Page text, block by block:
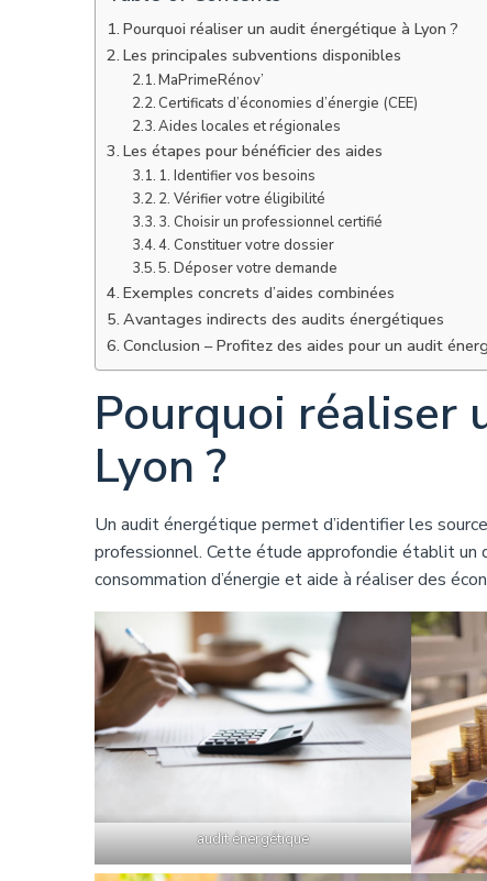
Pourquoi réaliser un audit énergétique à Lyon ?
Les principales subventions disponibles
MaPrimeRénov’
Certificats d’économies d’énergie (CEE)
Aides locales et régionales
Les étapes pour bénéficier des aides
1. Identifier vos besoins
2. Vérifier votre éligibilité
3. Choisir un professionnel certifié
4. Constituer votre dossier
5. Déposer votre demande
Exemples concrets d’aides combinées
Avantages indirects des audits énergétiques
Conclusion – Profitez des aides pour un audit
Pourquoi réaliser
Lyon ?
Un audit énergétique permet d’identifier les
professionnel. Cette étude approfondie établit un
consommation d’énergie et aide à réaliser des
audit énergétique